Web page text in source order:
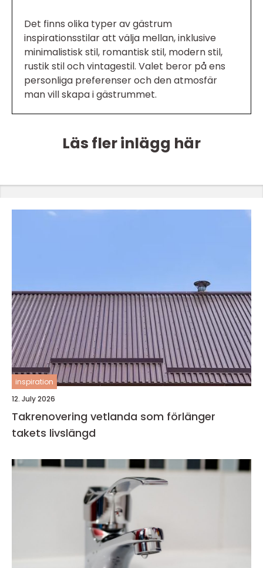
Det finns olika typer av gästrum
inspirationsstilar att välja mellan, inklusive
minimalistisk stil, romantisk stil, modern stil,
rustik stil och vintagestil. Valet beror på ens
personliga preferenser och den atmosfär
man vill skapa i gästrummet.
Läs fler inlägg här
inspiration
12. July 2026
Takrenovering vetlanda som förlänger
takets livslängd